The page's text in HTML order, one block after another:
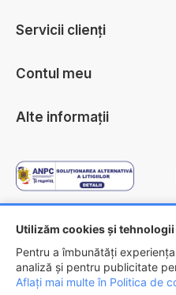
Utilizăm cookies și
Pentru a îmbunătăți
analiză și pentru publicitate
Aflați mai multe în Politica de
Servicii clienți
Contul meu
Alte informații
Copyright ©2026 -